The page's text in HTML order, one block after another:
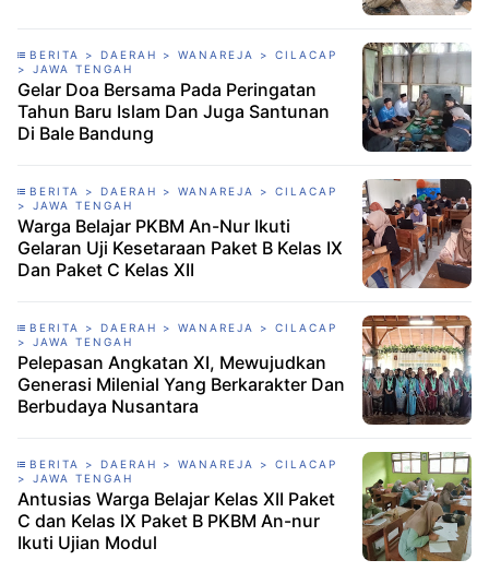
BERITA > DAERAH > WANAREJA > CILACAP
> JAWA TENGAH
Gelar Doa Bersama Pada Peringatan
Tahun Baru Islam Dan Juga Santunan
Di Bale Bandung
BERITA > DAERAH > WANAREJA > CILACAP
> JAWA TENGAH
Warga Belajar PKBM An-Nur Ikuti
Gelaran Uji Kesetaraan Paket B Kelas IX
Dan Paket C Kelas XII
BERITA > DAERAH > WANAREJA > CILACAP
> JAWA TENGAH
Pelepasan Angkatan XI, Mewujudkan
Generasi Milenial Yang Berkarakter Dan
Berbudaya Nusantara
BERITA > DAERAH > WANAREJA > CILACAP
> JAWA TENGAH
Antusias Warga Belajar Kelas XII Paket
C dan Kelas IX Paket B PKBM An-nur
Ikuti Ujian Modul